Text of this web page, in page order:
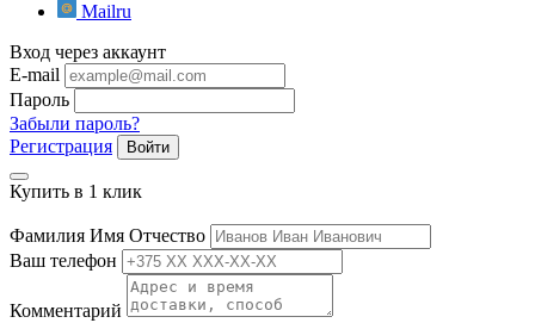
Mailru
Вход через аккаунт
E-mail
Пароль
Забыли пароль?
Регистрация
Войти
Купить в 1 клик
Фамилия Имя Отчество
Ваш телефон
Комментарий